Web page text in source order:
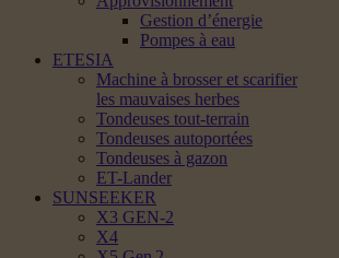
Gestion d’énergie
Pompes à eau
ETESIA
Machine à brosser et scarifier
les mauvaises herbes
Tondeuses tout-terrain
Tondeuses autoportées
Tondeuses à gazon
ET-Lander
SUNSEEKER
X3 GEN-2
X4